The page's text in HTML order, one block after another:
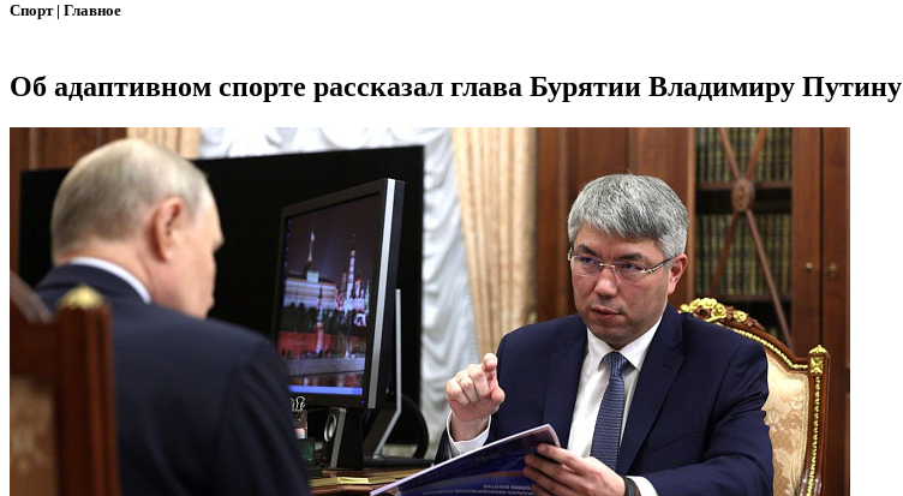
Спорт | Главное
Об адаптивном спорте рассказал глава Бурятии Владимиру Путину